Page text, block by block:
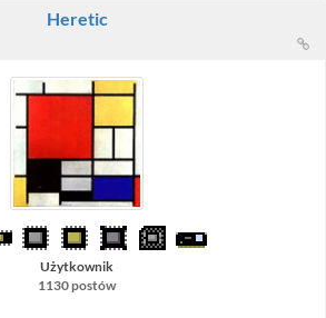
Heretic
Użytkownik
1130 postów